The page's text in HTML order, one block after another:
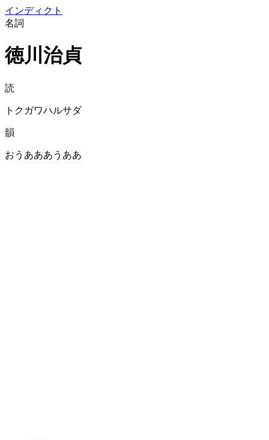
インディクト
名詞
徳川治貞
読
トクガワハルサダ
韻
おうあああうああ